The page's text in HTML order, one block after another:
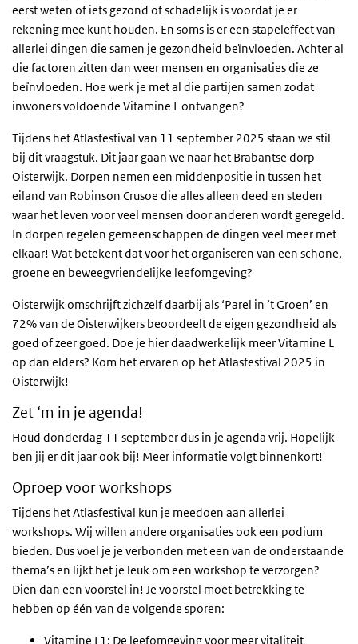
eerst weten of iets gezond of schadelijk is voordat je er
rekening mee kunt houden. En soms is er een stapeleffect van
allerlei dingen die samen je gezondheid beïnvloeden. Achter al
die factoren zitten dan weer mensen en organisaties die ze
beïnvloeden. Hoe werk je met al die partijen samen zodat
inwoners voldoende Vitamine L ontvangen?
Tijdens het Atlasfestival van 11 september 2025 staan we stil
bij dit vraagstuk. Dit jaar gaan we naar het Brabantse dorp
Oisterwijk. Dorpen nemen een middenpositie in tussen het
eiland van Robinson Crusoe die alles alleen deed en steden
waar het leven voor veel mensen door anderen wordt geregeld.
In dorpen regelen gemeenschappen de dingen veel meer met
elkaar! Wat betekent dat voor het organiseren van een schone,
groene en beweegvriendelijke leefomgeving?
Oisterwijk omschrijft zichzelf daarbij als ‘Parel in ’t Groen’ en
72% van de Oisterwijkers beoordeelt de eigen gezondheid als
goed of zeer goed. Doe je hier daadwerkelijk meer Vitamine L
op dan elders? Kom het ervaren op het Atlasfestival 2025 in
Oisterwijk!
Zet ‘m in je agenda!
Houd donderdag 11 september dus in je agenda vrij. Hopelijk
ben jij er dit jaar ook bij! Meer informatie volgt binnenkort!
Oproep voor workshops
Tijdens het Atlasfestival kun je meedoen aan allerlei
workshops. Wij willen andere organisaties ook een podium
bieden. Dus voel je je verbonden met een van de onderstaande
thema’s en lijkt het je leuk om een workshop te verzorgen?
Dien dan een voorstel in! Je voorstel moet betrekking te
hebben op één van de volgende sporen:
Vitamine L1: De leefomgeving voor meer vitaliteit